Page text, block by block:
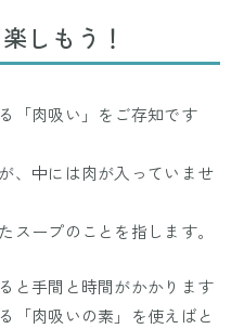
しもう！
「肉吸い」をご存知です
、中には肉が入っていませ
スープのことを指します。
と手間と時間がかかります
「肉吸いの素」を使えばと